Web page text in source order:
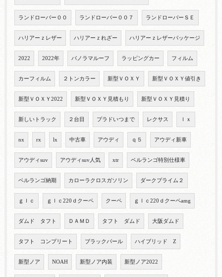
ランドローバー００ ランドローバー００７ ランドローバーＳＥ
ハリアーｚレザー ハリアーｚれざー ハリアーｚレザーパッケージ
2022 2022年 パノラマルーフ ラッピングカー フィルム
カーフィルム ２トンカラー 新型ＶＯＸＹ 新型ＶＯＸＹ値引き
新型ＶＯＸＹ2022 新型ＶＯＸＹ見積もり 新型ＶＯＸＹ見積り
新しいトラック ２台目 プラドいつまで レクサス ｌｘ
nx rx lx 中古車 アウディ ｑ５ アウディ新車
アウディsuv アウディsuv人気 xtr ベルランゴ特別仕様車
ベルランゴ納期 カローラクロスガソリン ダークプライム２
ｇｌｃ ｇｌｃ220ｄクーペ クーペ ｇｌｃ220ｄクーペamg
ダムド タフト ＤＡＭＤ タフト ダムド 大阪ダムド
タフト コンプリート ブラックパール ハイブリッド Z
新型ノア NOAH 新型ノア内装 新型ノア2022